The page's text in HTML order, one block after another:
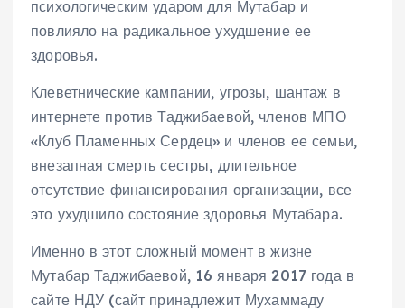
психологическим ударом для Мутабар и
повлияло на радикальное ухудшение ее
здоровья.
Клеветнические кампании, угрозы, шантаж в
интернете против Таджибаевой, членов МПО
«Клуб Пламенных Сердец» и членов ее семьи,
внезапная смерть сестры, длительное
отсутствие финансирования организации, все
это ухудшило состояние здоровья Мутабара.
Именно в этот сложный момент в жизне
Мутабар Таджибаевой, 16 января 2017 года в
сайте НДУ (сайт принадлежит Мухаммаду